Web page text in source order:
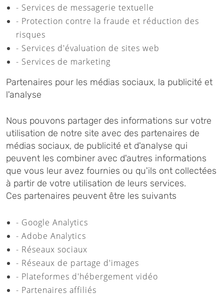
- Services de messagerie textuelle
- Protection contre la fraude et réduction des
risques
- Services d'évaluation de sites web
- Services de marketing
Partenaires pour les médias sociaux, la publicité et
l'analyse
Nous pouvons partager des informations sur votre
utilisation de notre site avec des partenaires de
médias sociaux, de publicité et d'analyse qui
peuvent les combiner avec d'autres informations
que vous leur avez fournies ou qu'ils ont collectées
à partir de votre utilisation de leurs services.
Ces partenaires peuvent être les suivants
- Google Analytics
- Adobe Analytics
- Réseaux sociaux
- Réseaux de partage d'images
- Plateformes d'hébergement vidéo
- Partenaires affiliés